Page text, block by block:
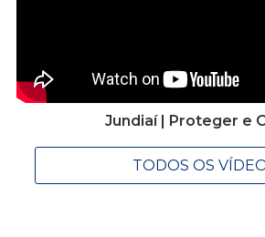
Jundiaí | Proteger e
TODOS OS